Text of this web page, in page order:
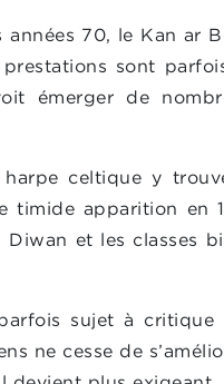
années 70, le Kan ar
sont
émerger de
harpe celtique y
timide apparition en
Diwan et les classes
sujet à critique
ne cesse de